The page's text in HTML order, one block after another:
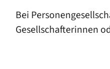
Bei
Gesellschafterinnen